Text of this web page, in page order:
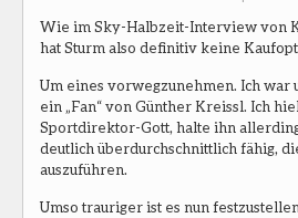
Wie im Sky-Halbzeit-Interview von
hat Sturm also definitiv keine
Um eines vorwegzunehmen. Ich war
ein „Fan“ von Günther Kreissl. Ich
Sportdirektor-Gott, halte ihn
deutlich überdurchschnittlich fähig,
auszuführen.
Umso trauriger ist es nun